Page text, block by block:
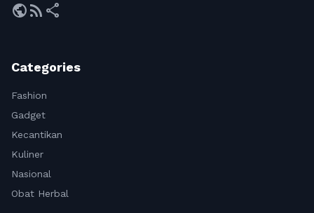
publicrss_feed share
Categories
Fashion
Gadget
Kecantikan
Kuliner
Nasional
Obat Herbal